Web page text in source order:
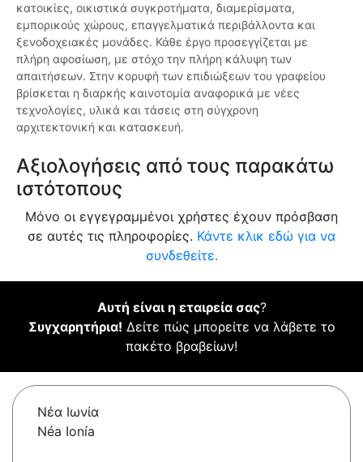
κατοικίες, οικιστικά συγκροτήματα, διαμερίσματα,
εμπορικούς χώρους, επαγγελματικά περιβάλλοντα και
ξενοδοχειακές μονάδες. Κάθε έργο προσεγγίζεται με
πλήρη αφοσίωση, με στόχο την πλήρη κάλυψη των
απαιτήσεων. Στην κορυφή των επιδιώξεων του γραφείου
βρίσκεται η διαρκής καινοτομία αναφορικά με νέες
τεχνολογίες, υλικά και τάσεις στη σύγχρονη
αρχιτεκτονική και κατασκευή.
Αξιολογήσεις από τους παρακάτω
ιστότοπους
Μόνο οι εγγεγραμμένοι χρήστες έχουν πρόσβαση
σε αυτές τις πληροφορίες. Κάντε κλικ εδώ για να
συνδεθείτε.
Αυτή είναι η εταιρεία σας?
Συγχαρητήρια! Δείτε πώς μπορείτε να λάβετε το
πακέτο βραβείων!
Νέα Ιωνία
Néa Ionía